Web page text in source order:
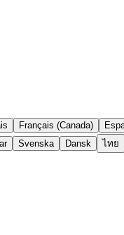
Français (Canada)
Svenska Dansk ไทย